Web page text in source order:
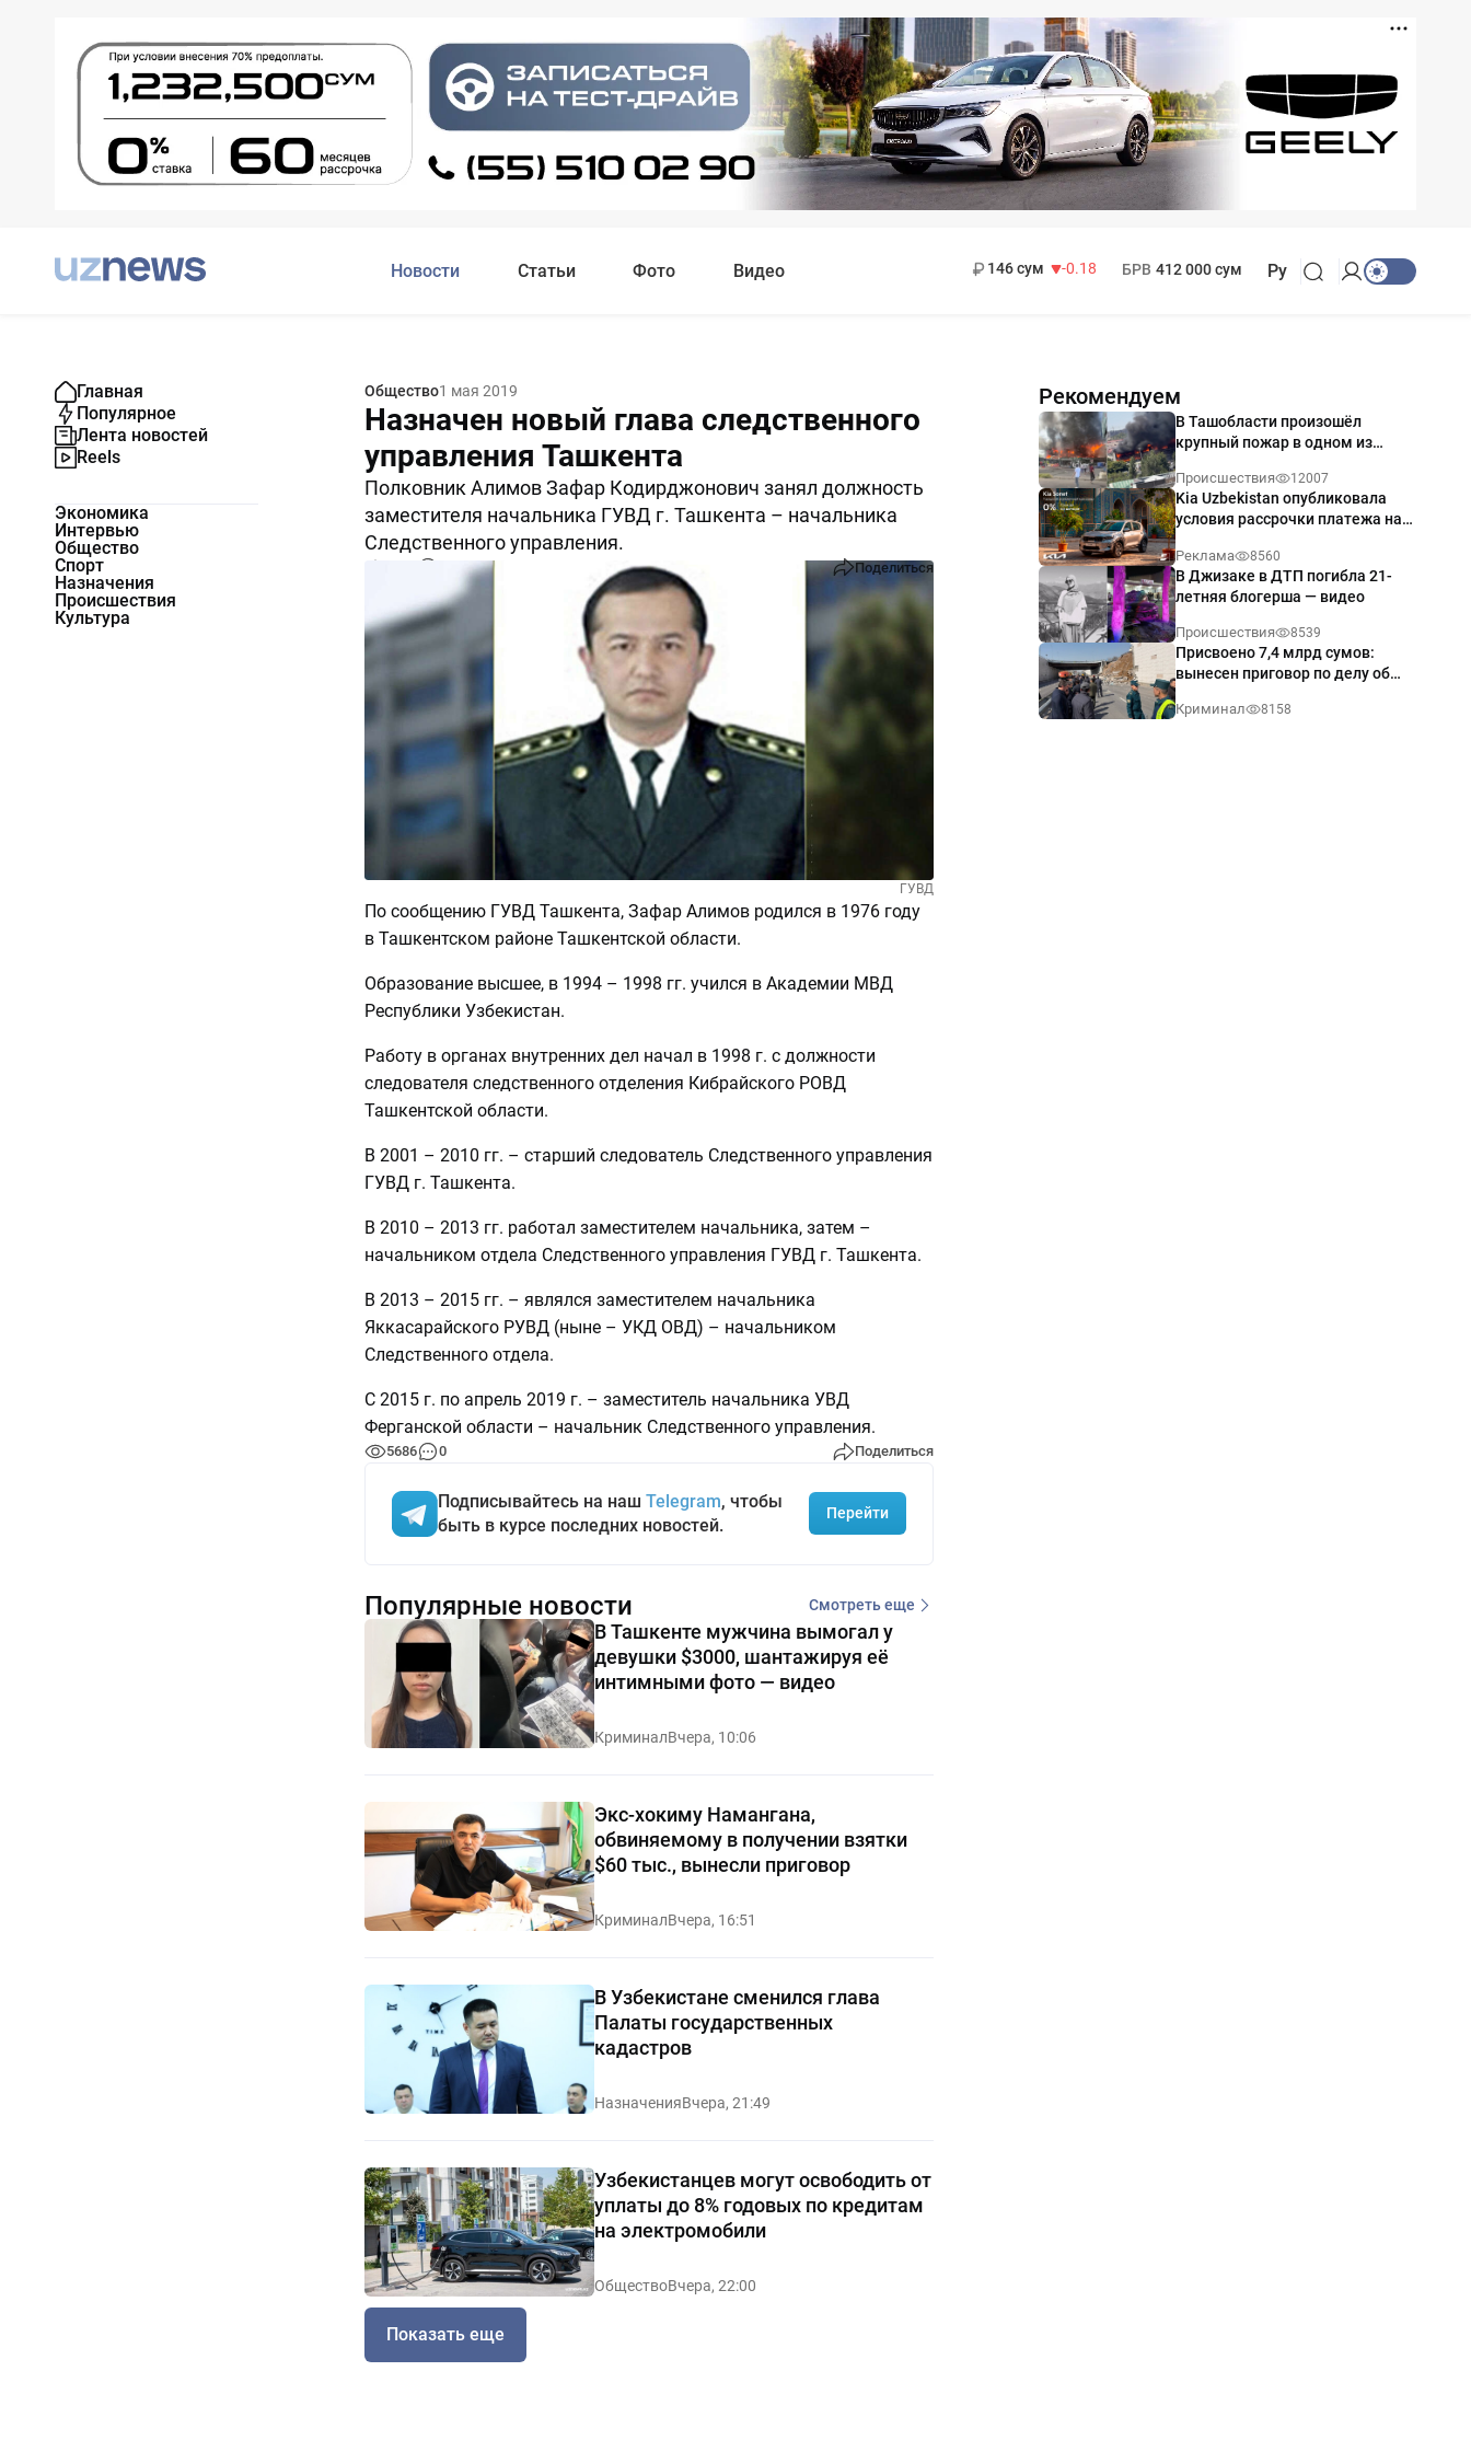
Новости Статьи Фото Видео
146 сум
-0.18
БРВ 412 000 сум Ру
Главная
Популярное
Лента новостей
Reels
Экономика
Интервью
Общество
Спорт
Назначения
Происшествия
Культура
Общество1 мая 2019
Назначен новый глава следственного
управления Ташкента
Полковник Алимов Зафар Кодирджонович занял должность
заместителя начальника ГУВД г. Ташкента – начальника
Следственного управления.
Поделиться
ГУВД
По сообщению ГУВД Ташкента, Зафар Алимов родился в 1976 году
в Ташкентском районе Ташкентской области.
Образование высшее, в 1994 – 1998 гг. учился в Академии МВД
Республики Узбекистан.
Работу в органах внутренних дел начал в 1998 г. с должности
следователя следственного отделения Кибрайского РОВД
Ташкентской области.
В 2001 – 2010 гг. – старший следователь Следственного управления
ГУВД г. Ташкента.
В 2010 – 2013 гг. работал заместителем начальника, затем –
начальником отдела Следственного управления ГУВД г. Ташкента.
В 2013 – 2015 гг. – являлся заместителем начальника
Яккасарайского РУВД (ныне – УКД ОВД) – начальником
Следственного отдела.
С 2015 г. по апрель 2019 г. – заместитель начальника УВД
Ферганской области – начальник Следственного управления.
5686 0 Поделиться
Подписывайтесь на наш Telegram, чтобы
быть в курсе последних новостей.
Перейти
Рекомендуем
В Ташобласти произошёл
крупный пожар в одном из
Происшествия 12007
Kia Uzbekistan опубликовала
условия рассрочки платежа на
годовых
Реклама 8560
В Джизаке в ДТП погибла 21-
летняя блогерша — видео
Происшествия 8539
Присвоено 7,4 млрд сумов:
вынесен приговор по делу об
Ташкенте
Криминал 8158
Популярные новости Смотреть еще
В Ташкенте мужчина вымогал у
девушки $3000, шантажируя её
интимными фото — видео
КриминалВчера, 10:06
Экс-хокиму Намангана,
обвиняемому в получении взятки
$60 тыс., вынесли приговор
КриминалВчера, 16:51
В Узбекистане сменился глава
Палаты государственных
кадастров
НазначенияВчера, 21:49
Узбекистанцев могут освободить от
уплаты до 8% годовых по кредитам
на электромобили
ОбществоВчера, 22:00
Показать еще